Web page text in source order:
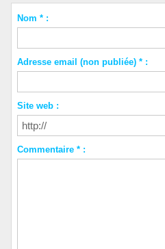
Nom * :
Adresse email (non publiée) * :
Site web :
Commentaire * :